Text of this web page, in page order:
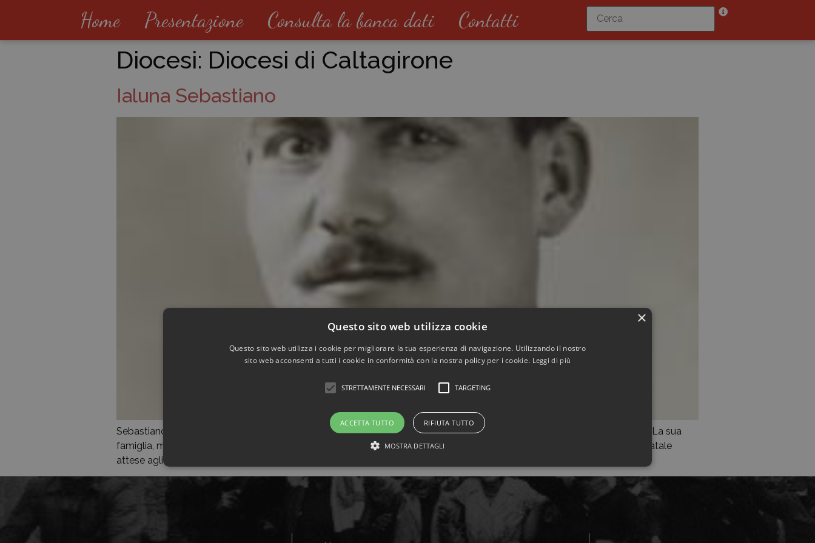
Home Presentazione Consulta la banca dati Contatti
Diocesi: Diocesi di Caltagirone
Ialuna Sebastiano
Sebastiano Ialuna nacque a Mineo, comune in provincia di Catania, il 20 ottobre del 1920 da Agrippino e Ignazia Salerno. La sua
famiglia, molto numerosa come da tradizione contadina, era dedita alla coltivazione delle terre di proprietà. Nel paese natale
attese agli studi elementari ma, per sostenere la famiglia in disagiate condizioni economiche, decise di […]
×
Questo sito web utilizza cookie
Questo sito web utilizza i cookie per migliorare la tua esperienza di navigazione. Utilizzando il nostro
sito web acconsenti a tutti i cookie in conformità con la nostra policy per i cookie. Leggi di più
STRETTAMENTE NECESSARI TARGETING
ACCETTA TUTTO RIFIUTA TUTTO
MOSTRA DETTAGLI